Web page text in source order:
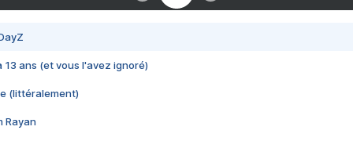
13 ans (et vous l'avez ignoré)
(littéralement)
Rayan